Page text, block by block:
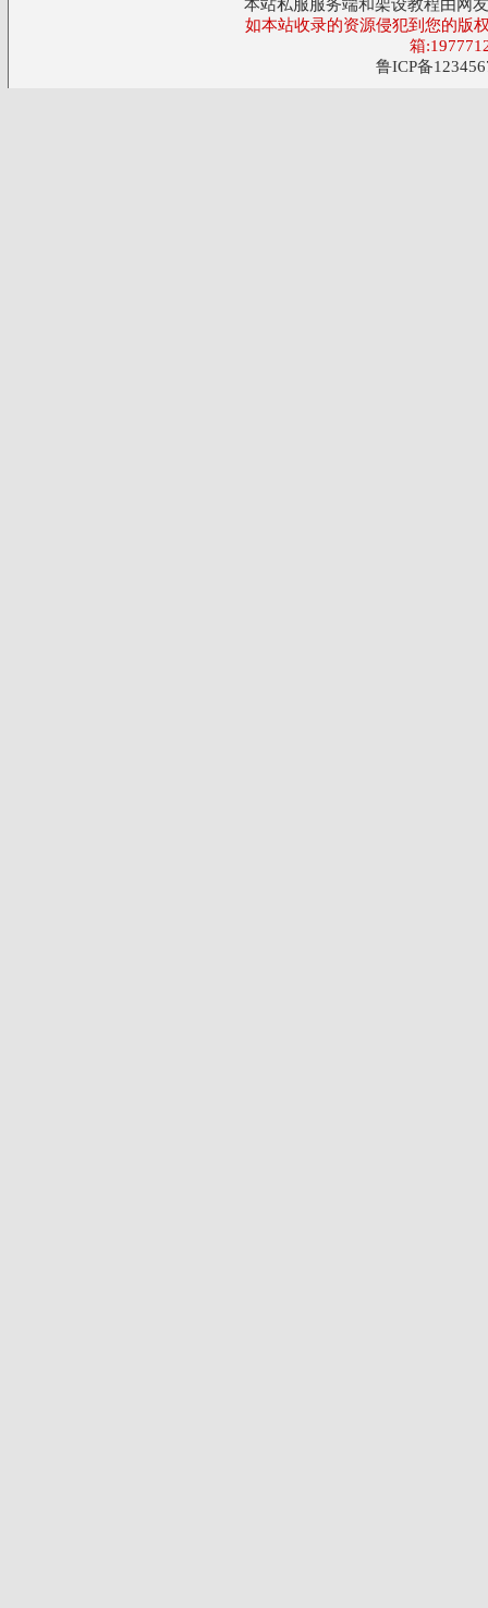
本站私服服务端和架设教程由网
如本站收录的资源侵犯到您的版
箱
鲁ICP备